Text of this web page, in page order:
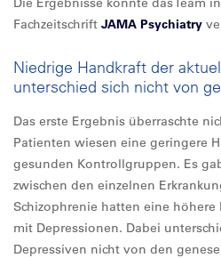
Fachzeitschrift JAMA Psychiatry
Niedrige Handkraft der
unterschied sich nicht von
Das erste Ergebnis überraschte
Patienten wiesen eine geringere
gesunden Kontrollgruppen. Es
zwischen den einzelnen
Schizophrenie hatten eine
mit Depressionen. Dabei
Depressiven nicht von den